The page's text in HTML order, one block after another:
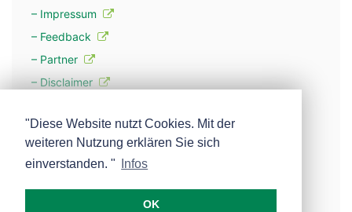
– Impressum
– Feedback
– Partner
– Disclaimer
– Werbung
– Mehr über unsere Experten
"Diese Website nutzt Cookies. Mit der
weiteren Nutzung erklären Sie sich
einverstanden. "
Infos
OK